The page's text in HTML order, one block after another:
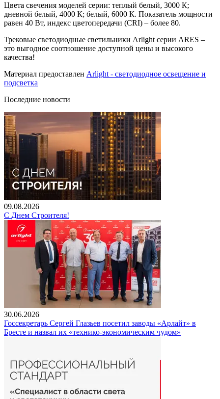
Цвета свечения моделей серии: теплый белый, 3000 К;
дневной белый, 4000 К; белый, 6000 К. Показатель мощности
равен 40 Вт, индекс цветопередачи (CRI) – более 80.
Трековые светодиодные светильники Arlight серии ARES –
это выгодное соотношение доступной цены и высокого
качества!
Материал предоставлен Arlight - светодиодное освещение и
подсветка
Последние новости
09.08.2026
С Днем Строителя!
30.06.2026
Госсекретарь Сергей Глазьев посетил заводы «Арлайт» в
Бресте и назвал их «технико-экономическим чудом»